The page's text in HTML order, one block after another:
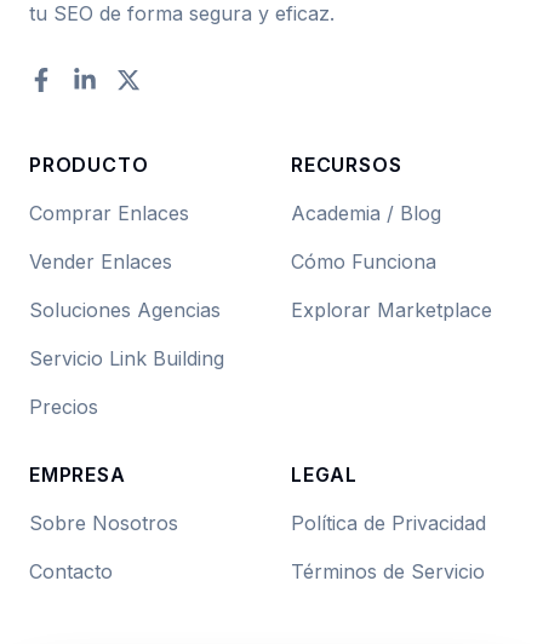
tu SEO de forma segura y eficaz.
Facebook
LinkedInTwitter
PRODUCTO
Comprar Enlaces
Vender Enlaces
Soluciones Agencias
Servicio Link Building
Precios
RECURSOS
Academia / Blog
Cómo Funciona
Explorar Marketplace
EMPRESA
Sobre Nosotros
Contacto
LEGAL
Política de Privacidad
Términos de Servicio